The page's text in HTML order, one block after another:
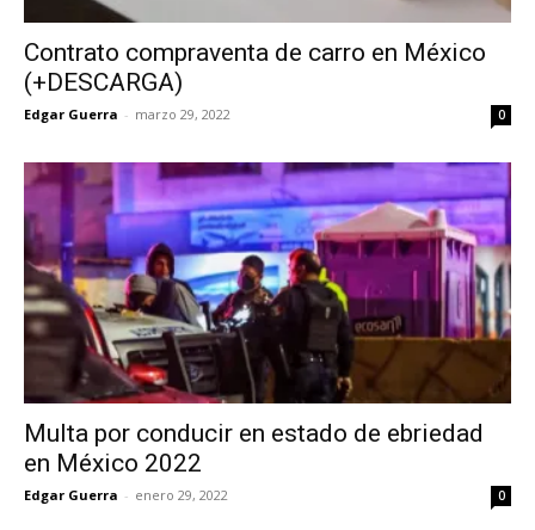
Contrato compraventa de carro en México
(+DESCARGA)
Edgar Guerra - marzo 29, 2022 0
Multa por conducir en estado de ebriedad
en México 2022
Edgar Guerra - enero 29, 2022 0